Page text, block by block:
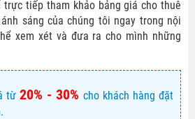
trực tiếp tham khảo bảng giá cho thuê
sáng của chúng tôi ngay trong nội
xem xét và đưa ra cho mình những
từ 20% - 30% cho khách hàng đặt